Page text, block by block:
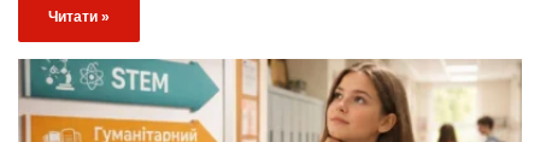
Читати »